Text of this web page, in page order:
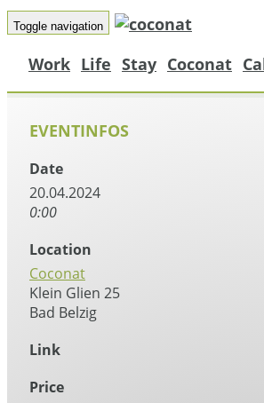
Toggle navigation
Work Life Stay Coconat
EVENTINFOS
Date
20.04.2024
0:00
Location
Coconat
Klein Glien 25
Bad Belzig
Link
Price